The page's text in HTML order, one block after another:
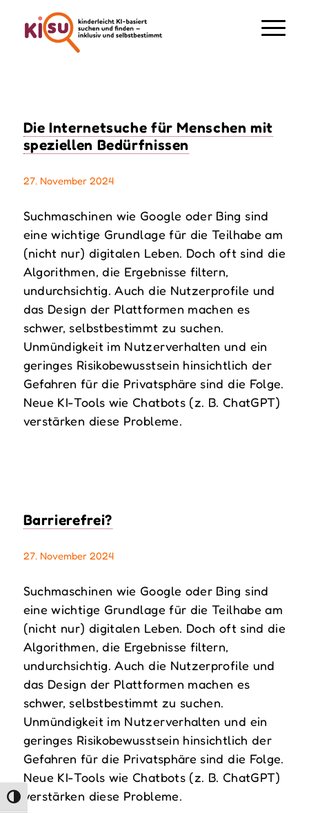
Umschalten auf hohe Kontraste
Die Internetsuche für Menschen mit
speziellen Bedürfnissen
27. November 2024
Suchmaschinen wie Google oder Bing sind
eine wichtige Grundlage für die Teilhabe am
(nicht nur) digitalen Leben. Doch oft sind die
Algorithmen, die Ergebnisse filtern,
undurchsichtig. Auch die Nutzerprofile und
das Design der Plattformen machen es
schwer, selbstbestimmt zu suchen.
Unmündigkeit im Nutzerverhalten und ein
geringes Risikobewusstsein hinsichtlich der
Gefahren für die Privatsphäre sind die Folge.
Neue KI-Tools wie Chatbots (z. B. ChatGPT)
verstärken diese Probleme.
Barrierefrei?
27. November 2024
Suchmaschinen wie Google oder Bing sind
eine wichtige Grundlage für die Teilhabe am
(nicht nur) digitalen Leben. Doch oft sind die
Algorithmen, die Ergebnisse filtern,
undurchsichtig. Auch die Nutzerprofile und
das Design der Plattformen machen es
schwer, selbstbestimmt zu suchen.
Unmündigkeit im Nutzerverhalten und ein
geringes Risikobewusstsein hinsichtlich der
Gefahren für die Privatsphäre sind die Folge.
Neue KI-Tools wie Chatbots (z. B. ChatGPT)
verstärken diese Probleme.